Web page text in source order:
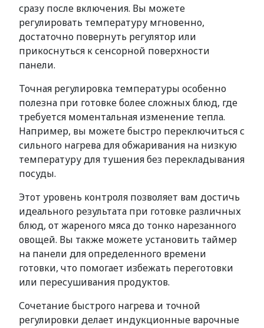
сразу после включения. Вы можете
регулировать температуру мгновенно,
достаточно повернуть регулятор или
прикоснуться к сенсорной поверхности
панели.
Точная регулировка температуры особенно
полезна при готовке более сложных блюд, где
требуется моментальная изменение тепла.
Например, вы можете быстро переключиться с
сильного нагрева для обжаривания на низкую
температуру для тушения без перекладывания
посуды.
Этот уровень контроля позволяет вам достичь
идеального результата при готовке различных
блюд, от жареного мяса до тонко нарезанного
овощей. Вы также можете установить таймер
на панели для определенного времени
готовки, что помогает избежать переготовки
или пересушивания продуктов.
Сочетание быстрого нагрева и точной
регулировки делает индукционные варочные